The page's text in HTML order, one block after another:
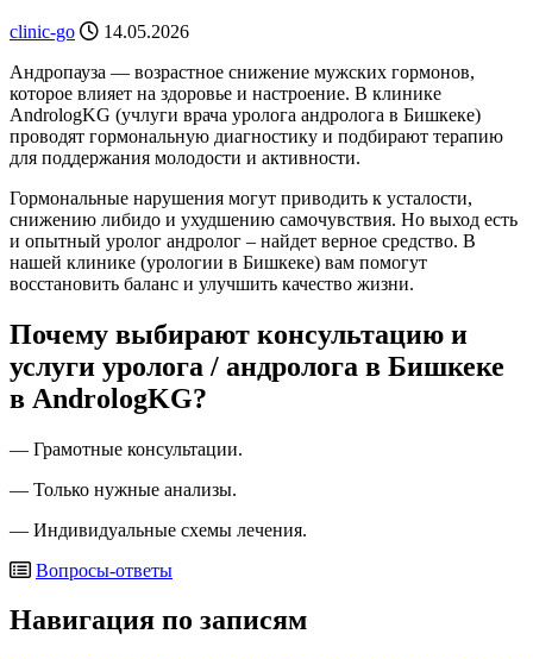
clinic-go
14.05.2026
Андропауза — возрастное снижение мужских гормонов,
которое влияет на здоровье и настроение. В клинике
AndrologKG (учлуги врача уролога андролога в Бишкеке)
проводят гормональную диагностику и подбирают терапию
для поддержания молодости и активности.
Гормональные нарушения могут приводить к усталости,
снижению либидо и ухудшению самочувствия. Но выход есть
и опытный уролог андролог – найдет верное средство. В
нашей клинике (урологии в Бишкеке) вам помогут
восстановить баланс и улучшить качество жизни.
Почему выбирают консультацию и
услуги уролога / андролога в Бишкеке
в AndrologKG?
— Грамотные консультации.
— Только нужные анализы.
— Индивидуальные схемы лечения.
Вопросы-ответы
Навигация по записям